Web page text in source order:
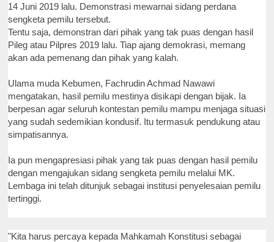
14 Juni 2019 lalu. Demonstrasi mewarnai sidang perdana
sengketa pemilu tersebut.
Tentu saja, demonstran dari pihak yang tak puas dengan hasil
Pileg atau Pilpres 2019 lalu. Tiap ajang demokrasi, memang
akan ada pemenang dan pihak yang kalah.
Ulama muda Kebumen, Fachrudin Achmad Nawawi
mengatakan, hasil pemilu mestinya disikapi dengan bijak. Ia
berpesan agar seluruh kontestan pemilu mampu menjaga situasi
yang sudah sedemikian kondusif. Itu termasuk pendukung atau
simpatisannya.
Ia pun mengapresiasi pihak yang tak puas dengan hasil pemilu
dengan mengajukan sidang sengketa pemilu melalui MK.
Lembaga ini telah ditunjuk sebagai institusi penyelesaian pemilu
tertinggi.
"Kita harus percaya kepada Mahkamah Konstitusi sebagai